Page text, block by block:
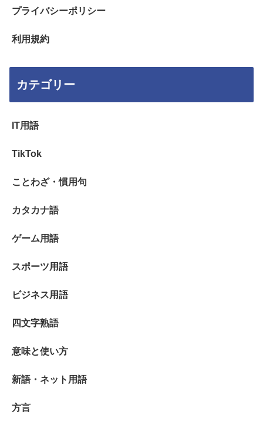
プライバシーポリシー
利用規約
カテゴリー
IT用語
TikTok
ことわざ・慣用句
カタカナ語
ゲーム用語
スポーツ用語
ビジネス用語
四文字熟語
意味と使い方
新語・ネット用語
方言